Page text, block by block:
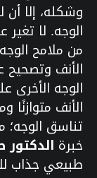
وشكله، إلا أن
الوجه. لا
من ملامح
الأنف وتصحيح
الوجه الأخرى
الأنف
تناسق الوجه؛
خبرة الدكتور
طبيعي جذاب